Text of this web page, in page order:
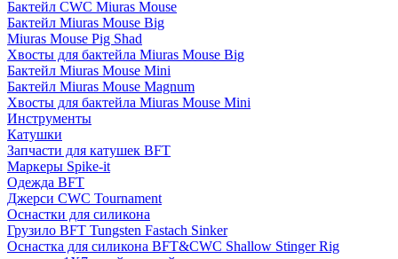
Бактейл CWC Miuras Mouse
Бактейл Miuras Mouse Big
Miuras Mouse Pig Shad
Хвосты для бактейла Miuras Mouse Big
Бактейл Miuras Mouse Mini
Бактейл Miuras Mouse Magnum
Хвосты для бактейла Miuras Mouse Mini
Инструменты
Катушки
Запчасти для катушек BFT
Маркеры Spike-it
Одежда BFT
Джерси CWC Tournament
Оснастки для силикона
Грузило BFT Tungsten Fastach Sinker
Оснастка для силикона BFT&CWC Shallow Stinger Rig